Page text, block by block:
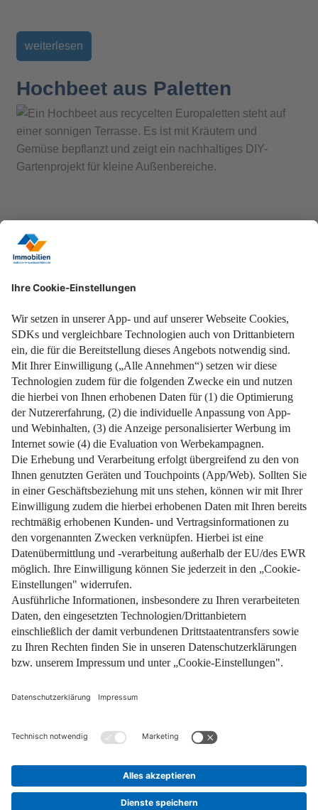
weiterlesen
Hochbeet aus Paletten
16. September 2025
Impressum Datenschutz Nutzungsbedingungen
Pflichtinformationen
Barrierefreiheit Widerrufsformular
Cookie-Einstellungen
Facebook
Instagram